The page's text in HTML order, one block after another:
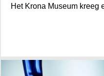
Het Krona Museum kreeg